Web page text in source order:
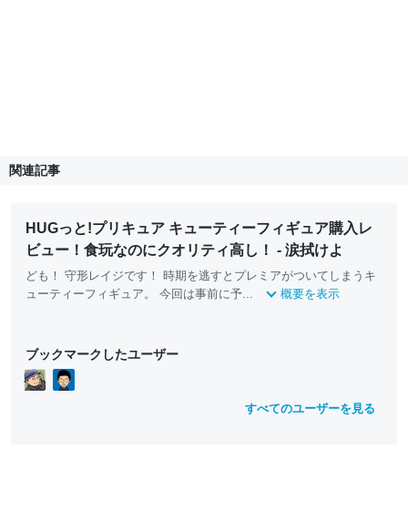
関連記事
HUGっと!プリキュア キューティーフィギュア購入レ
ビュー！食玩なのにクオリティ高し！ - 涙拭けよ
ども！ 守形レイジです！ 時期を逃すとプレミアがついてしまうキ
ューティーフィギュア。 今回は事前に予...
概要を表示
ブックマークしたユーザー
すべてのユーザーを見る